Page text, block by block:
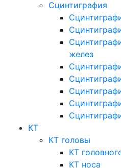
Сцинтиграфия
желез
КТ
КТ головы
КТ
КТ носа